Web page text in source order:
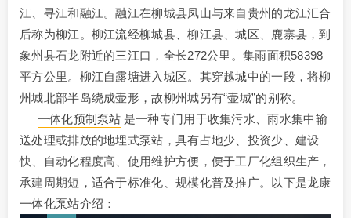
江、寻江和融江。融江在柳城县凤山与来自贵州的龙江汇合
后称为柳江。柳江流经柳城县、柳江县、城区、鹿寨县，到
象州县石龙附近的三江口，全长272公里。集雨面积58398
平方公里。柳江自露塘进入城区。其穿越城中的一段，将柳
州城北部半岛绕成壶形，故柳州城另有“壶城”的别称。
一体化预制泵站 是一种专门用于收集污水、雨水集中输
送处理或排放的地埋式泵站，具有占地少、投资少、建设
快、自动化程度高、使用维护方便，便于工厂化组织生产，
承建周期短，适合于标准化、规模化普及推广。以下是龙康
一体化泵站介绍：